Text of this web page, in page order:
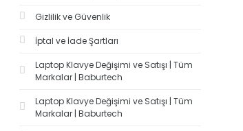
Gizlilik ve Güvenlik
İptal ve İade Şartları
Laptop Klavye Değişimi ve Satışı | Tüm
Markalar | Baburtech
Laptop Klavye Değişimi ve Satışı | Tüm
Markalar | Baburtech